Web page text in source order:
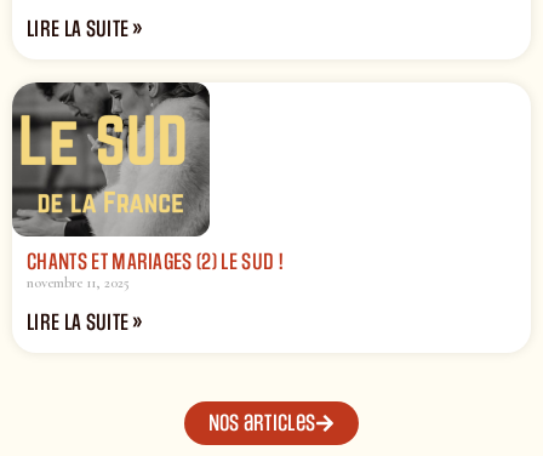
LIRE LA SUITE »
CHANTS ET MARIAGES (2) LE SUD !
novembre 11, 2025
LIRE LA SUITE »
Nos articles